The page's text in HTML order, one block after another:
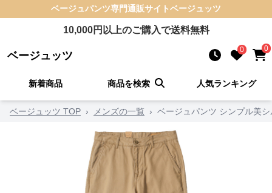
ベージュパンツ専門通販サイトベージュッツ
10,000円以上のご購入で送料無料
ベージュッツ 0 0
新着商品 商品を検索 人気ランキング
ベージュッツ TOP › メンズの一覧 › ベージュパンツ シンプル美